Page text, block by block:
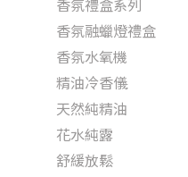
香氛禮盒系列
香氛融蠟燈禮盒
香氛水氧機
精油冷香儀
天然純精油
花水純露
舒緩放鬆